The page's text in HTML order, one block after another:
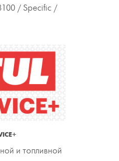
/ Specific /
и топливной